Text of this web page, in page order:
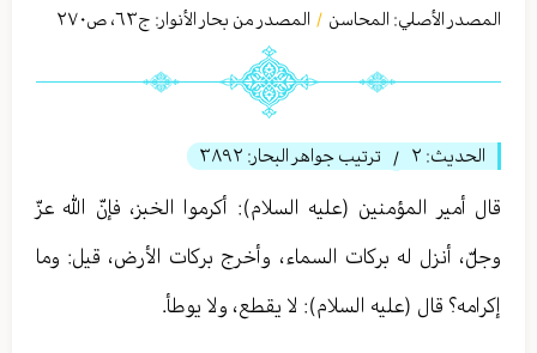
المصدر الأصلي: المحاسن / المصدر من بحار الأنوار: ج٦٣، ص٢٧٠
الحديث: ٢ / ترتيب جواهر البحار: ٣٨٩٢
قال أمير المؤمنين (عليه السلام): أكرموا الخبز، فإنّ الله عزّ
وجلّ، أنزل له بركات السماء، وأخرج بركات الأرض، قيل: وما
إكرامه؟ قال (عليه السلام): لا يقطع، ولا يوطأ.